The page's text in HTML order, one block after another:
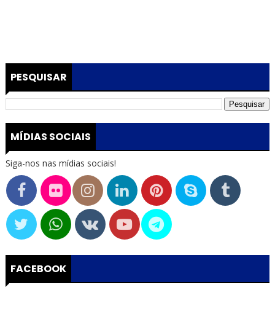
PESQUISAR
MÍDIAS SOCIAIS
Siga-nos nas mídias sociais!
FACEBOOK